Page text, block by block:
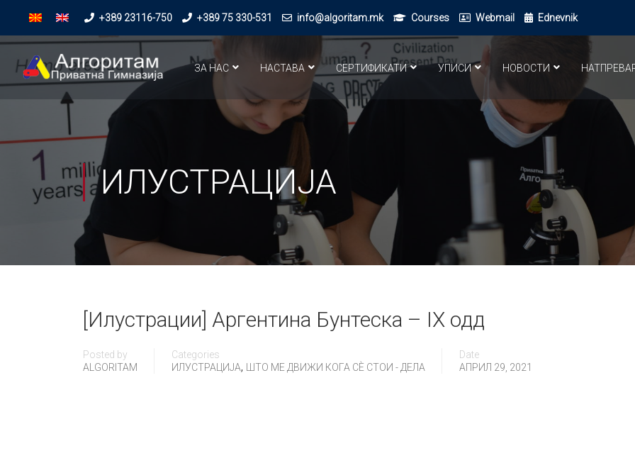
+389 23116-750 +389 75 330-531 info@algoritam.mk Courses Webmail Ednevnik
ЗА НАС НАСТАВА СЕРТИФИКАТИ УПИСИ НОВОСТИ
ИЛУСТРАЦИЈА
[Илустрации] Аргентина Бунтеска – IX одд
Posted by
ALGORITAM
Categories
ИЛУСТРАЦИЈА, ШТО МЕ ДВИЖИ КОГА СÈ СТОИ - ДЕЛА
Date
АПРИЛ 29, 2021